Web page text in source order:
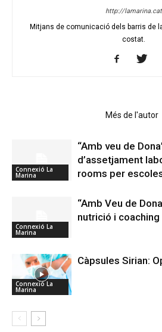
http://lamarina.cat
Mitjans de comunicació dels barris de
costat.
Més de l'autor
Connexió La
Marina
“Amb veu de
d’assetjament
rooms per
Connexió La
Marina
“Amb Veu de
nutrició i
Connexió La
Marina
Càpsules Sirian: